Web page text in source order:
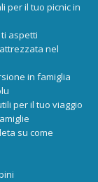
per il tuo picnic in
aspetti
nel
in famiglia
per il tuo viaggio
su come